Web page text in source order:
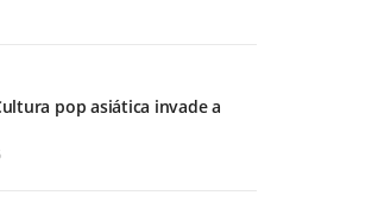
pop asiática invade a